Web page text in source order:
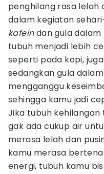
penghilang rasa lelah
dalam kegiatan
kafeindan gula dalam
tubuh menjadi lebih
seperti pada kopi,
sedangkan gula
mengganggu
sehingga kamu jadi
Jika tubuh
gak ada cukup air
merasa lelah dan
kamu merasa
energi, tubuh kamu